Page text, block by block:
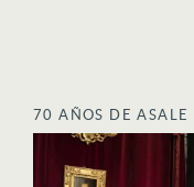
70 AÑOS DE ASALE